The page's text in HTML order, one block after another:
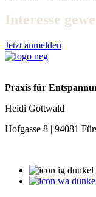
Interesse
Jetzt anmelden
Praxis für
Heidi Gottwald
Hofgasse 8 | 94081